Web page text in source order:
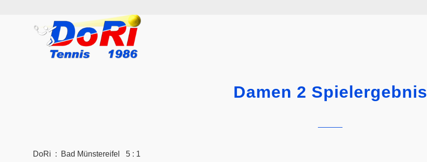
Damen 2 Spielergebnis
DoRi : Bad Münstereifel 5 : 1